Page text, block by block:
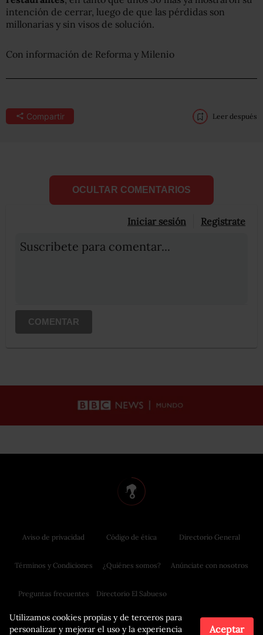
intención de cerrar, luego de que las pérdidas son
millonarias y sin visos de solución.
Con información de Reforma y Milenio
Compartir Leer después
OCULTAR COMENTARIOS
Iniciar sesión Registrate
Suscribete para comentar...
COMENTAR
Utilizamos cookies propias y de terceros para
personalizar y mejorar el uso y la experiencia
Aceptar
Aviso de privacidad
Términos y Condiciones
Preguntas frecuentes
Código de ética
¿Quiénes somos?
Directorio El Sabueso
Directorio General
Anúnciate con nosotros